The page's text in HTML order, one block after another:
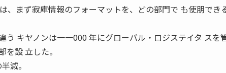
、まず寂庫情報のフォーマットを、どの部門で も使朋でき
う キヤノンは一一000 年にグローバル・ロジステイタ スを
を設 立した。
減。